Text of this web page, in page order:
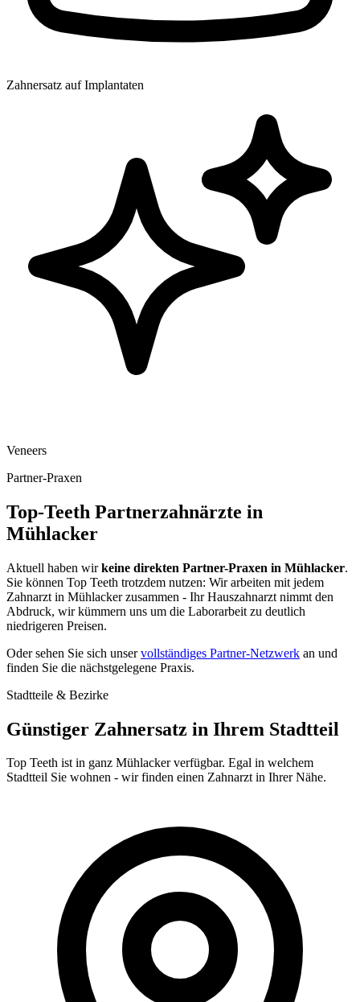
Zahnersatz auf Implantaten
Veneers
Partner-Praxen
Top-Teeth Partnerzahnärzte in
Mühlacker
Aktuell haben wirkeine direkten Partner-Praxen in Mühlacker.
Sie können Top Teeth trotzdem nutzen: Wir arbeiten mit jedem
Zahnarzt in Mühlackerzusammen - Ihr Hauszahnarzt nimmt den
Abdruck, wir kümmern uns um die Laborarbeit zu deutlich
niedrigeren Preisen.
Oder sehen Sie sich unservollständiges Partner-Netzwerk an und
finden Sie die nächstgelegene Praxis.
Stadtteile & Bezirke
Günstiger Zahnersatz in Ihrem Stadtteil
Top Teeth ist in ganz Mühlackerverfügbar. Egal in welchem
Stadtteil Sie wohnen - wir finden einen Zahnarzt in Ihrer Nähe.